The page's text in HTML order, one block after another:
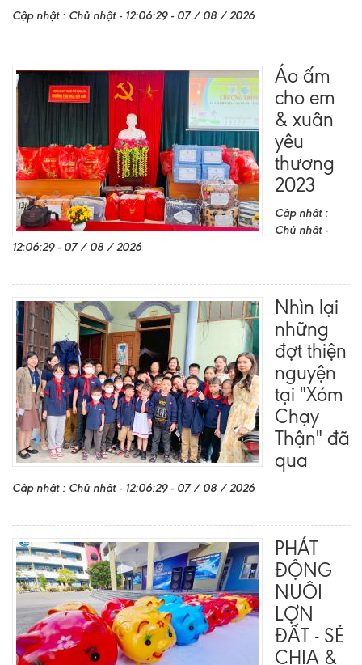
Cập nhật : Chủ nhật - 12:06:29 - 07 / 08 / 2026
Áo ấm
cho em
& xuân
yêu
thương
2023
Cập nhật :
Chủ nhật -
12:06:29 - 07 / 08 / 2026
Nhìn lại
những
đợt thiện
nguyện
tại "Xóm
Chạy
Thận" đã
qua
Cập nhật : Chủ nhật - 12:06:29 - 07 / 08 / 2026
PHÁT
ĐỘNG
NUÔI
LỢN
ĐẤT - SẺ
CHIA &